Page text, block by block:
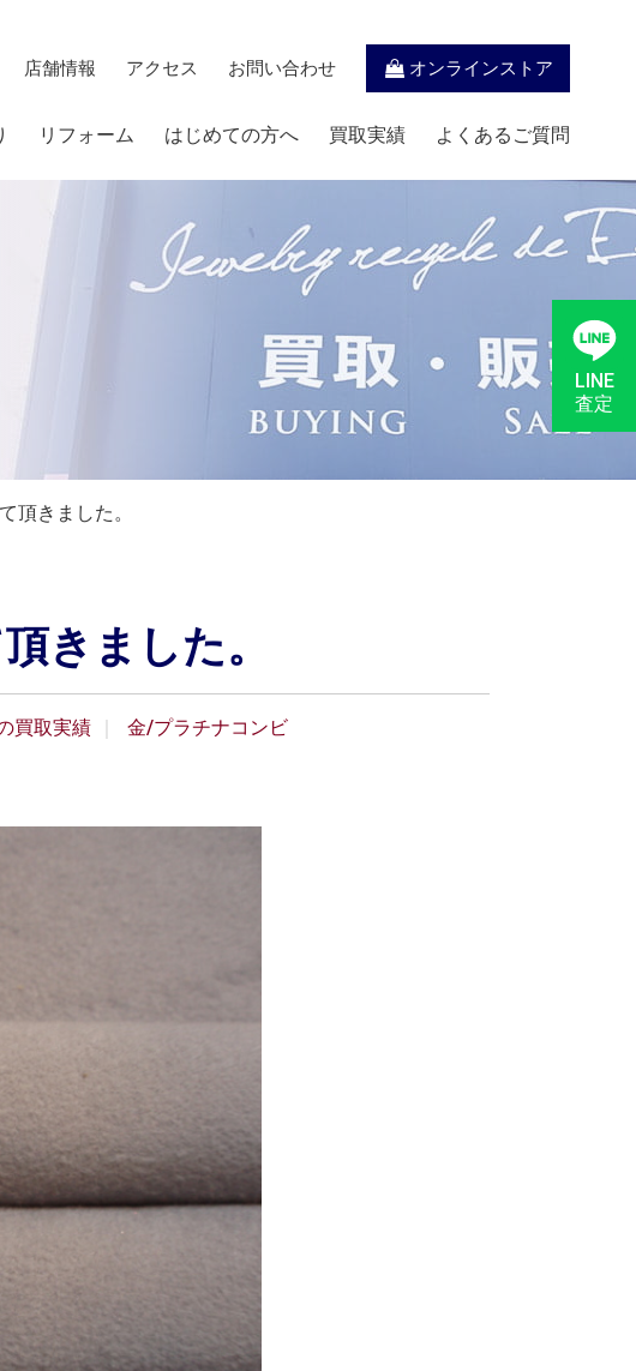
店舗情報 アクセス お問い合わせ オンラインストア
リフォーム はじめての方へ 買取実績 よくあるご質問
LINE
査定
頂きました。
きました。
買取実績 金/プラチナコンビ